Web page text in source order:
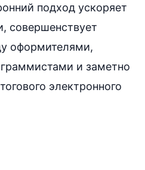
подход ускоряет
совершенствует
оформителями,
и заметно
электронного